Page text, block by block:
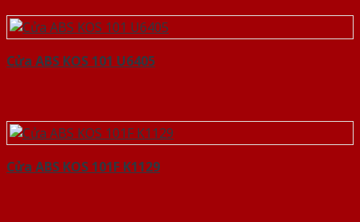
Cửa ABS KOS 101 U6405
Cửa ABS KOS 101F K1129